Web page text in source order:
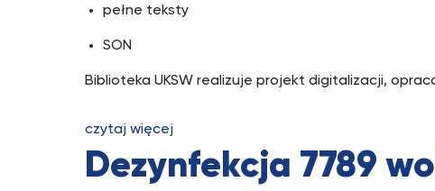
pełne teksty
SON
Biblioteka UKSW realizuje projekt digitalizacji,
czytaj więcej
Dezynfekcja 7789